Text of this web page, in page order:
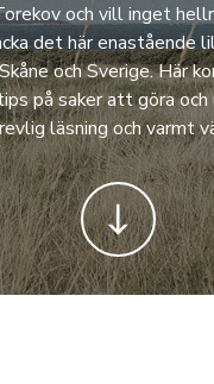
och vill inget
det här enastående
och Sverige. Här
på saker att göra och
läsning och varmt